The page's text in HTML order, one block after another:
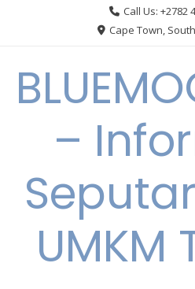
Call Us: +2782
Cape Town,
–
UMKM